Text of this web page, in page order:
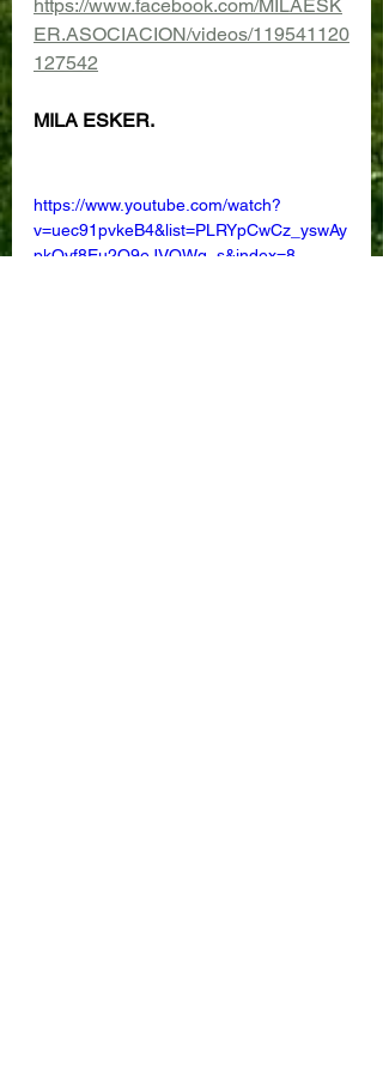
https://www.facebook.com/MILAESK
ER.ASOCIACION/videos/119541120
127542
MILA ESKER.
https://www.youtube.com/watch?
v=uec91pvkeB4&list=PLRYpCwCz_yswAy
pkQvf8Eu2Q9eJVQWg_s&index=8